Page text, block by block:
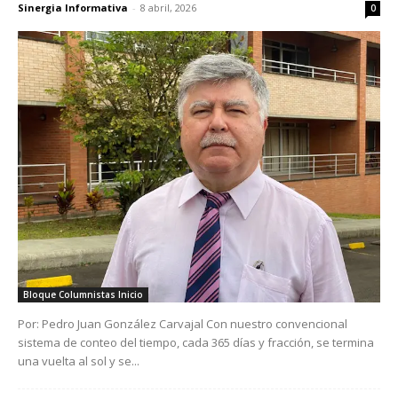
Sinergia Informativa - 8 abril, 2026 0
Bloque Columnistas Inicio
Por: Pedro Juan González Carvajal Con nuestro convencional
sistema de conteo del tiempo, cada 365 días y fracción, se termina
una vuelta al sol y se...